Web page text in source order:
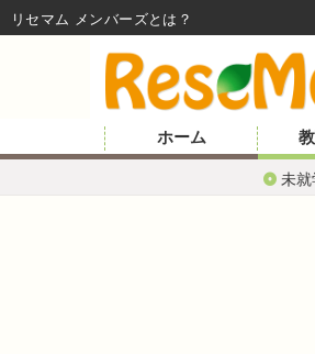
ホーム
未就
リセマム メンバーズ